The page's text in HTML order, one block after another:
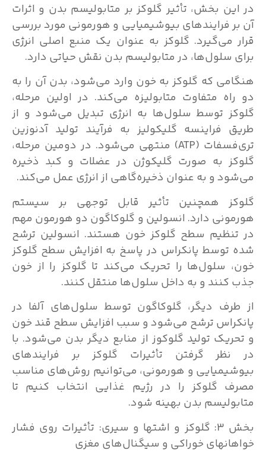
در این بخش، تأثیر گلوکز بر متابولیسم بدن و اثرات
آن بر فرایندهای بیوشیمیایی و هورمونی مورد بررسی
قرار می‌گیرد. گلوکز به عنوان یک منبع اصلی انرژی
برای سلول‌ها، در متابولیسم بدن نقش حیاتی دارد.
هنگامی که گلوکز به خون وارد می‌شود، بدن آن را به
دو راه متفاوت متابولیزه می‌کند. در اولین مرحله،
گلوکز توسط سلول‌ها به انرژی تبدیل می‌شود و از
طریق فراینسه گلیکولیز به فرآیند تولید آدنوزین
تری‌فسفات (ATP) منتهی می‌شود. در دومین مرحله،
گلوکز به صورت گلیکوژن در عضلات و کبد ذخیره
می‌شود و به عنوان ذخیره‌گاهی از انرژی عمل می‌کند.
گلوکز همچنین تأثیر قابل توجهی بر سیستم
هورمونی دارد. انسولین و گلوکاگون دو هورمون مهم
در تنظیم سطح گلوکز خون هستند. انسولین ترشح
شده توسط پانکراس در پاسخ به افزایش سطح گلوکز
خون، سلول‌ها را تحریک می‌کند تا گلوکز را از خون
جذب کنند و به داخل سلول‌ها منتقل کنند.
از طرف دیگر، گلوکاگون توسط سلول‌های آلفا در
پانکراس ترشح می‌شود و سبب افزایش سطح قند خون
و تحریک تولید گلوکوز از منابع دیگر بدن می‌شود. با
در نظر گرفتن تأثیرات گلوکز بر فرایندهای
بیوشیمیایی و هورمونی، می‌توانیم روش‌های مناسب
مصرف گلوکز را در رژیم غذایی انتخاب کنیم تا
متابولیسم بدن بهینه شود.
بخش 3: گلوکز و اشتها و سیری: تأثیرات روی فشار
خواهانهای خوراکی و سیگنال‌های مغزی